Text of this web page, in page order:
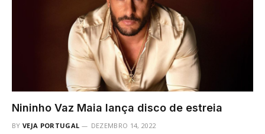
Nininho Vaz Maia lança disco de estreia
BY VEJA PORTUGAL DEZEMBRO 14, 2022